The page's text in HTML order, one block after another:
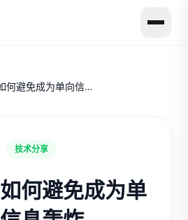
技术分享如何避免成为单向信息轰炸
技术分享
何避免成为单